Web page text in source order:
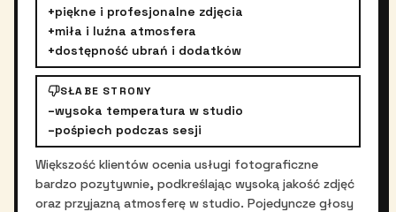
+piękne i profesjonalne zdjęcia
+miła i luźna atmosfera
+dostępność ubrań i dodatków
SŁABE STRONY
–wysoka temperatura w studio
–pośpiech podczas sesji
Większość klientów ocenia usługi fotograficzne
bardzo pozytywnie, podkreślając wysoką jakość zdjęć
oraz przyjazną atmosferę w studio. Pojedyncze głosy